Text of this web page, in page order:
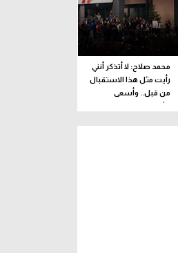
محمد صلاح: لا أتذكر أنني
رأيت مثل هذا الاستقبال
من قبل.. وأسعى
للألقاب مع الفريق